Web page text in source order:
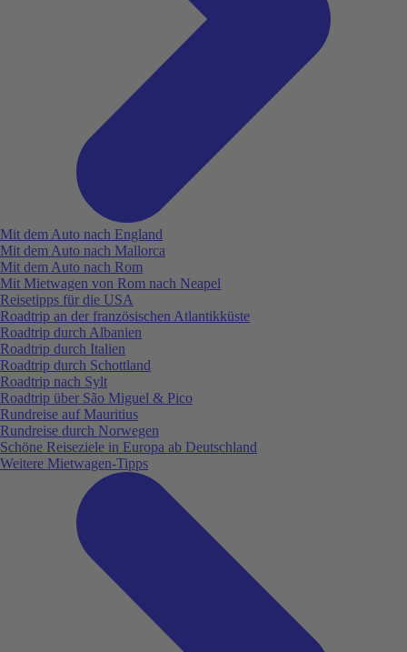
Mit dem Auto nach England
Mit dem Auto nach Mallorca
Mit dem Auto nach Rom
Mit Mietwagen von Rom nach Neapel
Reisetipps für die USA
Roadtrip an der französischen Atlantikküste
Roadtrip durch Albanien
Roadtrip durch Italien
Roadtrip durch Schottland
Roadtrip nach Sylt
Roadtrip über São Miguel & Pico
Rundreise auf Mauritius
Rundreise durch Norwegen
Schöne Reiseziele in Europa ab Deutschland
Weitere Mietwagen-Tipps